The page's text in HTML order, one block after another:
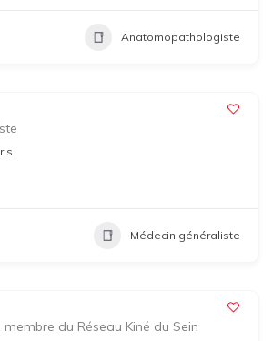
Anatomopathologiste
Médecin généraliste
du Réseau Kiné du Sein